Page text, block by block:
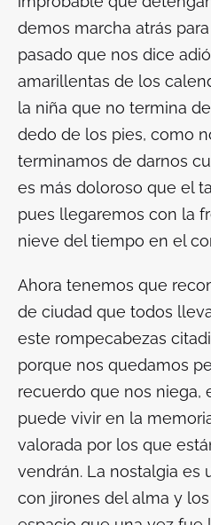
demos marcha atrás
pasado que nos dice
amarillentas de los
la niña que no termina
dedo de los pies, como
terminamos de darnos
es más doloroso que el
pues llegaremos con la
nieve del tiempo en el
Ahora tenemos que
de ciudad que todos
este rompecabezas
porque nos quedamos
recuerdo que nos niega,
puede vivir en la
valorada por los que
vendrán. La nostalgia es
con jirones del alma y